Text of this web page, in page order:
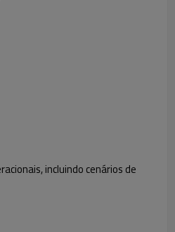
incluindo cenários de